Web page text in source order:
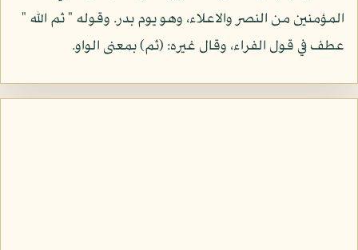
المؤمنين من النصر والاعلاء، وهو يوم بدر. وقوله " ثم الله "
عطف في قول الفراء، وقال غيره: (ثم) بمعنى الواو.